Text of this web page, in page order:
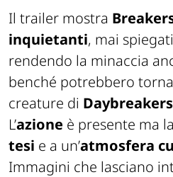
Il trailer mostra
inquietanti, mai
rendendo la minaccia
benché potrebbero
creature di Daybreakers
L’azione è presente ma
tesi e a un’atmosfera
Immagini che lasciano